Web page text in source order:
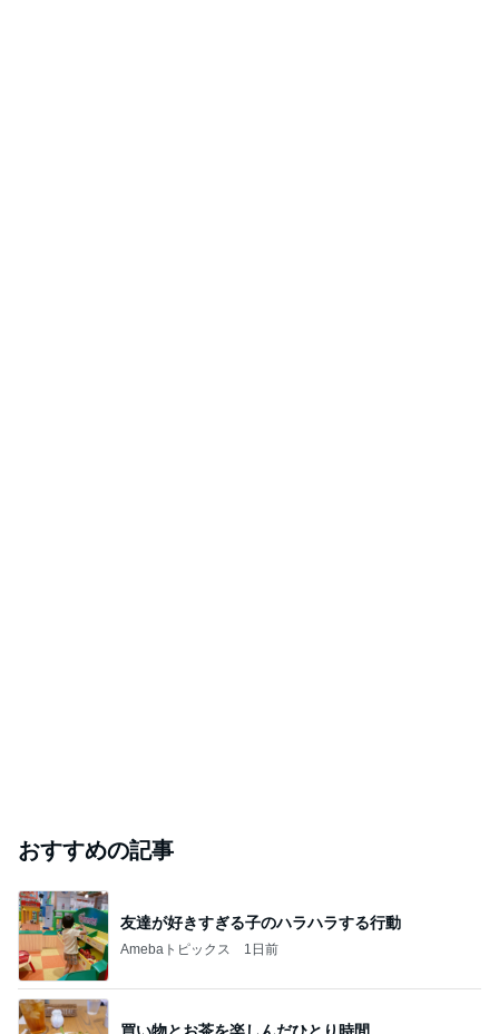
おすすめの記事
友達が好きすぎる子のハラハラする行動
Amebaトピックス 1日前